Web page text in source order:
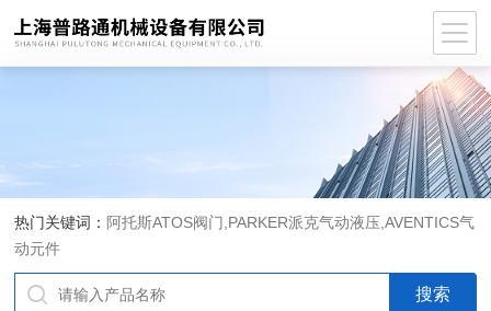
热门关键词： 阿托斯ATOS阀门,PARKER派克气动液压,AVENTICS气
动元件